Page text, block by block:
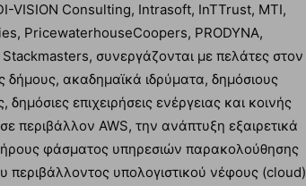
VISION Consulting, Intrasoft, InTTrust, MTI,
PricewaterhouseCoopers, PRODYNA,
συνεργάζονται με πελάτες στον
δήμους, ακαδημαϊκά ιδρύματα, δημόσιους
επιχειρήσεις ενέργειας και κοινής
περιβάλλον AWS, την ανάπτυξη εξαιρετικά
φάσματος υπηρεσιών παρακολούθησης
περιβάλλοντος υπολογιστικού νέφους (cloud)